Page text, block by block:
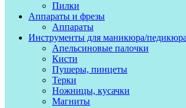
Пилки
Аппараты и фрезы
Аппараты
Инструменты для маникюра/
Апельсиновые палочки
Кисти
Пушеры, пинцеты
Терки
Ножницы, кусачки
Магниты